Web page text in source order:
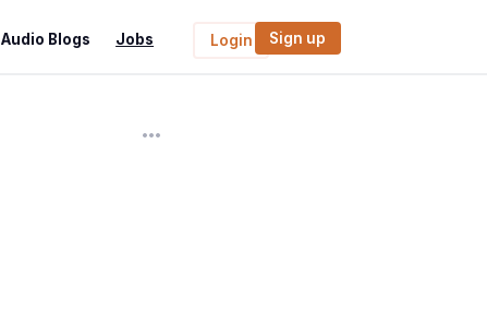
Audio Blogs Jobs Login Sign up